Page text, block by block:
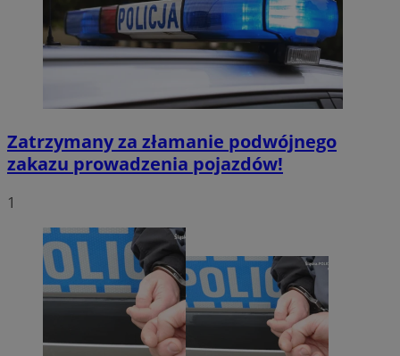
Zatrzymany za złamanie podwójnego
zakazu prowadzenia pojazdów!
1